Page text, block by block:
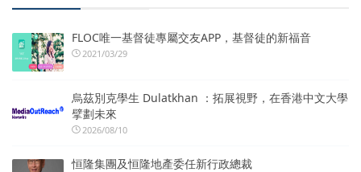
FLOC唯一基督徒專屬交友APP，基督徒的新福音
2021/03/29
烏茲別克學生 Dulatkhan ：拓展視野，在香港中文大學
擘劃未來
2026/08/10
恒隆集團及恒隆地產委任新行政總裁